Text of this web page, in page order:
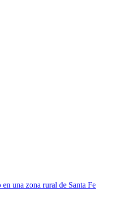
una zona rural de Santa Fe